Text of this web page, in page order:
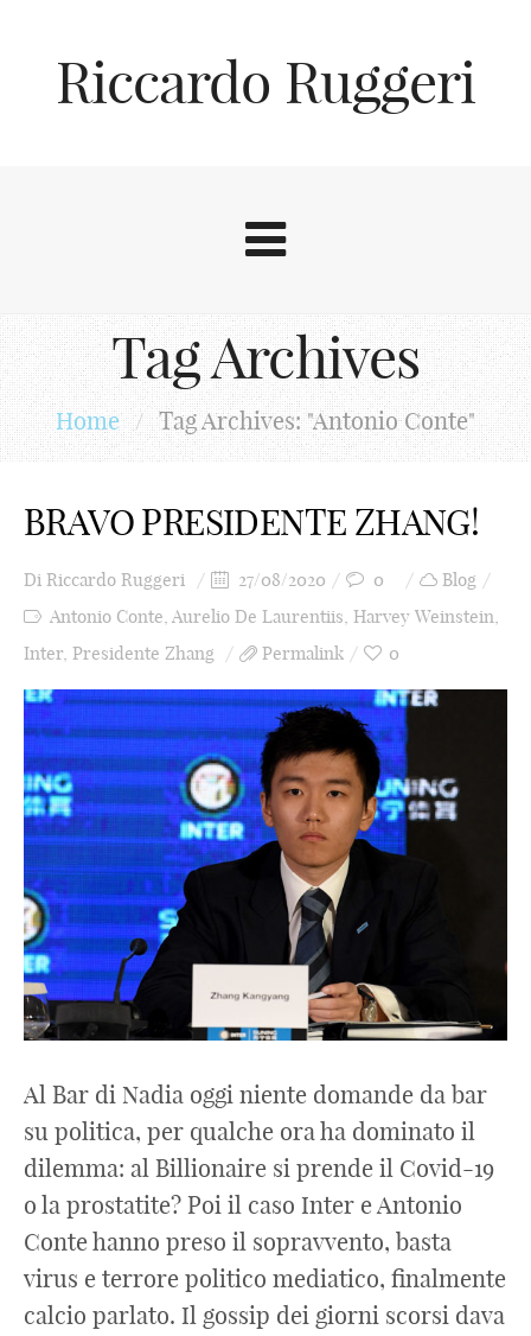
Riccardo Ruggeri
Tag Archives
Home / Tag Archives: "Antonio Conte"
BRAVO PRESIDENTE ZHANG!
Di Riccardo Ruggeri 27/08/2020 0
Blog
Antonio Conte, Aurelio De Laurentiis, Harvey Weinstein,
Inter, Presidente Zhang Permalink 0
Al Bar di Nadia oggi niente domande da bar
su politica, per qualche ora ha dominato il
dilemma: al Billionaire si prende il Covid-19
o la prostatite? Poi il caso Inter e Antonio
Conte hanno preso il sopravvento, basta
virus e terrore politico mediatico, finalmente
calcio parlato. Il gossip dei giorni scorsi dava